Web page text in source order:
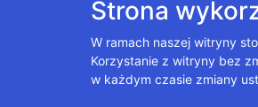
Polityka prywatności
Strona
W ramach naszej witryny
Korzystanie z witryny bez
w każdym czasie zmiany